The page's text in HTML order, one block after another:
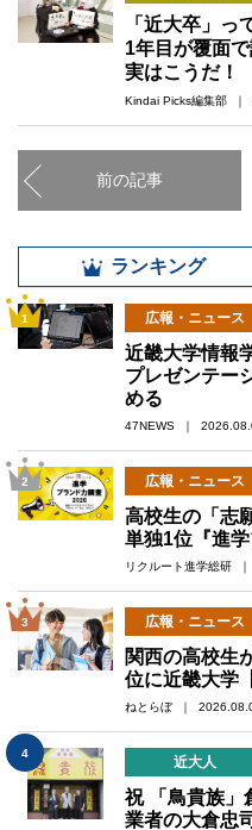
「近大卒」っ
1年目が覆面
実はこうだ！
Kindai Picks編集部
前の記事
ランキング
1 広報・ニュース
近畿大学情報
プレゼンテー
める
47NEWS ｜
2 広報・ニュース
高校生の「志
単独1位『進学
リクルート進学総研
3 広報・ニュース
関西の高校生
位に近畿大学
ねとらぼ ｜
4
近大人
祝 「鳥貴族」
業者の大倉忠